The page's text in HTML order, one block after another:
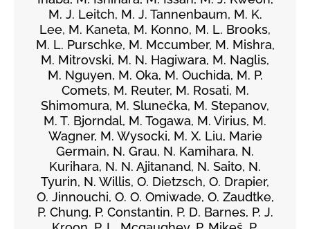
M. J. Leitch, M. J. Tannenbaum, M. K.
Lee, M. Kaneta, M. Konno, M. L. Brooks,
M. L. Purschke, M. Mccumber, M. Mishra,
M. Mitrovski, M. N. Hagiwara, M. Naglis,
M. Nguyen, M. Oka, M. Ouchida, M. P.
Comets, M. Reuter, M. Rosati, M.
Shimomura, M. Slunečka, M. Stepanov,
M. T. Bjorndal, M. Togawa, M. Virius, M.
Wagner, M. Wysocki, M. X. Liu, Marie
Germain, N. Grau, N. Kamihara, N.
Kurihara, N. N. Ajitanand, N. Saito, N.
Tyurin, N. Willis, O. Dietzsch, O. Drapier,
O. Jinnouchi, O. O. Omiwade, O. Zaudtke,
P. Chung, P. Constantin, P. D. Barnes, P. J.